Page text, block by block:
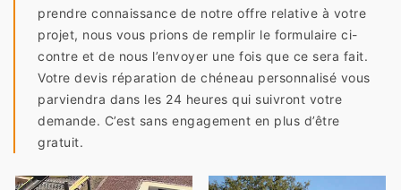
prendre connaissance de notre offre relative à votre
projet, nous vous prions de remplir le formulaire ci-
contre et de nous l’envoyer une fois que ce sera fait.
Votre devis réparation de chéneau personnalisé vous
parviendra dans les 24 heures qui suivront votre
demande. C’est sans engagement en plus d’être
gratuit.